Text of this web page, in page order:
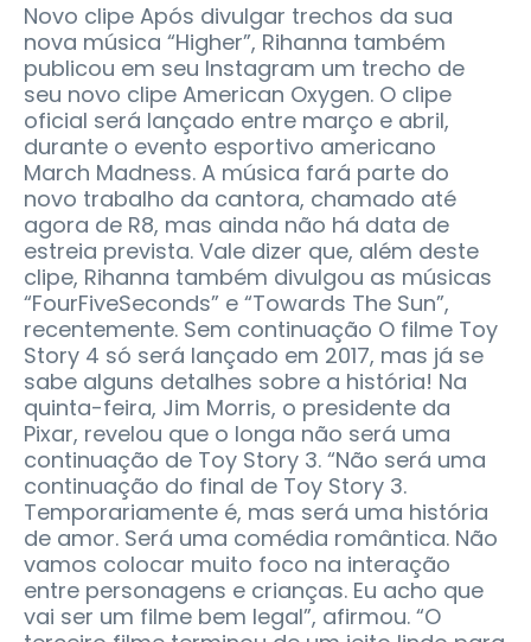
Novo clipe Após divulgar trechos da sua
nova música “Higher”, Rihanna também
publicou em seu Instagram um trecho de
seu novo clipe American Oxygen. O clipe
oficial será lançado entre março e abril,
durante o evento esportivo americano
March Madness. A música fará parte do
novo trabalho da cantora, chamado até
agora de R8, mas ainda não há data de
estreia prevista. Vale dizer que, além deste
clipe, Rihanna também divulgou as músicas
“FourFiveSeconds” e “Towards The Sun”,
recentemente. Sem continuação O filme Toy
Story 4 só será lançado em 2017, mas já se
sabe alguns detalhes sobre a história! Na
quinta-feira, Jim Morris, o presidente da
Pixar, revelou que o longa não será uma
continuação de Toy Story 3. “Não será uma
continuação do final de Toy Story 3.
Temporariamente é, mas será uma história
de amor. Será uma comédia romântica. Não
vamos colocar muito foco na interação
entre personagens e crianças. Eu acho que
vai ser um filme bem legal”, afirmou. “O